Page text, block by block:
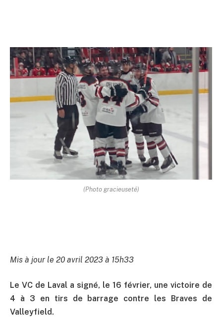
(Photo gracieuseté)
Mis à jour le 20 avril 2023 à 15h33
Le VC de Laval a signé, le 16 février, une victoire de
4 à 3 en tirs de barrage contre les Braves de
Valleyfield.